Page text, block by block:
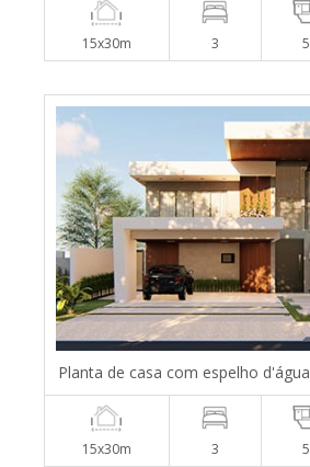
15x30m 3 5
Planta de casa com espelho d'água
15x30m 3 5